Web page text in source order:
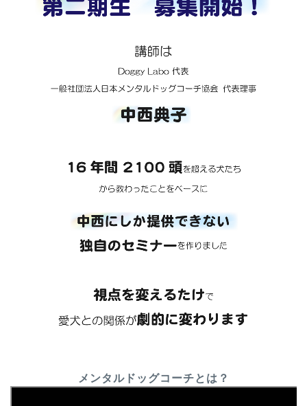
メンタルドッグコーチとは？